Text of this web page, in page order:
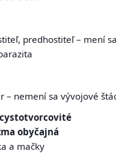
predhostiteľ – mení
– nemení sa vývojové
cystotvorcovité
obyčajná
a mačky